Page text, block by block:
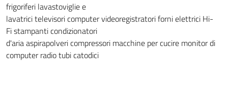
frigoriferi lavastoviglie e
lavatricitelevisoricomputervideoregistratoriforni elettrici Hi-
Fistampanticondizionatori
d'ariaaspirapolvericompressori macchine per cucire monitor di
computer radiotubi catodici